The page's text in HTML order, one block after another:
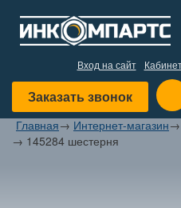
Вход на сайт
Заказать звонок
Главная→ Интернет-магазин→
→ 145284 шестерня